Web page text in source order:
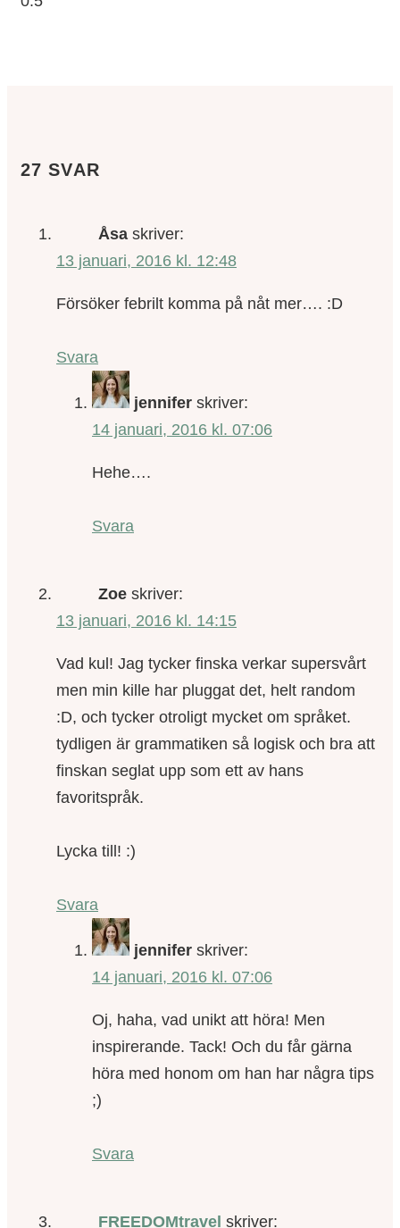
27 SVAR
Åsa skriver:
13 januari, 2016 kl. 12:48
Försöker febrilt komma på nåt mer…. :D
Svara
jennifer skriver:
14 januari, 2016 kl. 07:06
Hehe….
Svara
Zoe skriver:
13 januari, 2016 kl. 14:15
Vad kul! Jag tycker finska verkar supersvårt
men min kille har pluggat det, helt random
:D, och tycker otroligt mycket om språket.
tydligen är grammatiken så logisk och bra att
finskan seglat upp som ett av hans
favoritspråk.
Lycka till! :)
Svara
jennifer skriver:
14 januari, 2016 kl. 07:06
Oj, haha, vad unikt att höra! Men
inspirerande. Tack! Och du får gärna
höra med honom om han har några tips
;)
Svara
FREEDOMtravel skriver: